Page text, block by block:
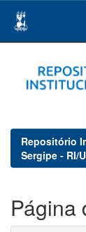
navigation
Repositório
Sergipe - RI/
Página